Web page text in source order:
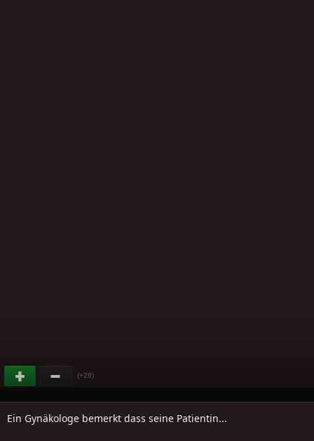
(+26)
Ein Gynäkologe bemerkt dass seine Patientin...